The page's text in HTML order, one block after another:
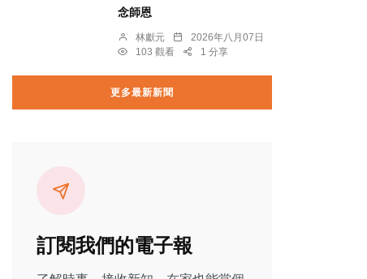
念師恩
林獻元
2026年八月07日
103 觀看
1 分享
更多最新新聞
訂閱我們的電子報